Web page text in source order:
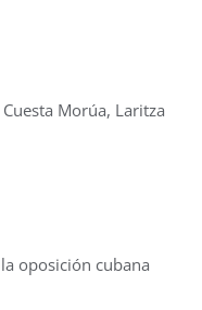
Morúa, Laritza
oposición cubana